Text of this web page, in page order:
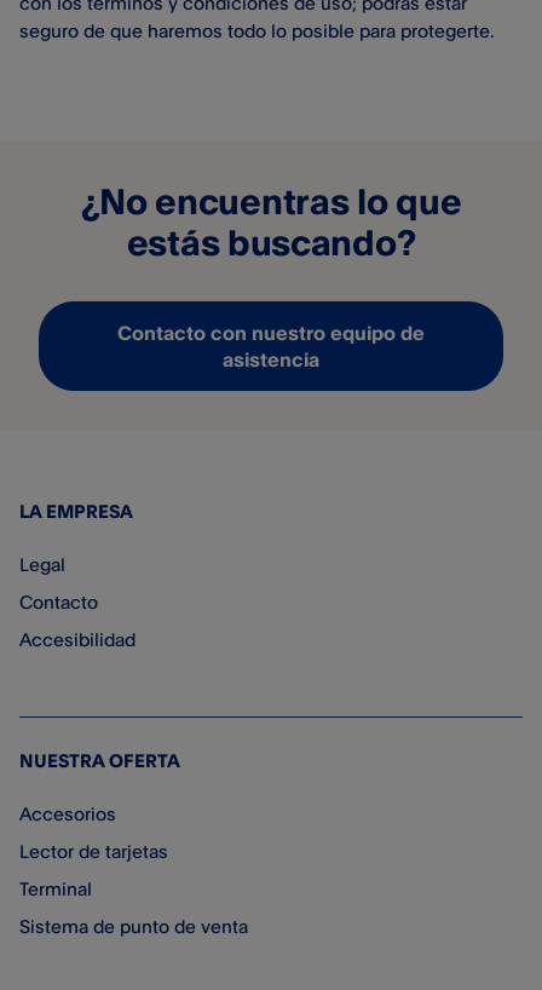
seguro de que haremos todo lo posible para protegerte.
¿No encuentras lo que
estás buscando?
Contacto con nuestro equipo de
asistencia
LA EMPRESA
Legal
Contacto
Accesibilidad
NUESTRA OFERTA
Accesorios
Lector de tarjetas
Terminal
Sistema de punto de venta